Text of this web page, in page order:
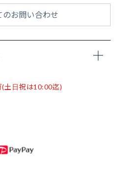
のお問い合わせ
土日祝は10:00迄)